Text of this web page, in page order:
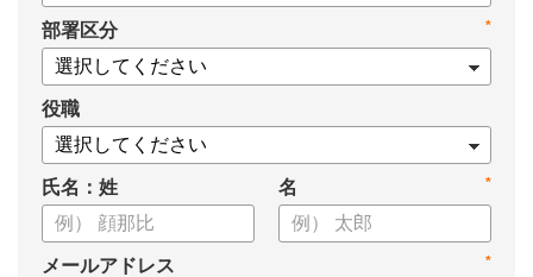
・タレントマネジメントシステムの部門導入するメリット
・スキル管理をはじめとする企業のシステム活用事例
*
部署区分
役職
氏名：姓 *
名
*
メールアドレス